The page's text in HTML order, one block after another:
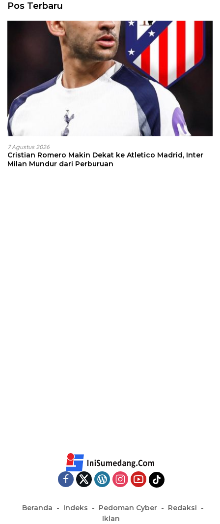
Pos Terbaru
7 Agustus 2026
Cristian Romero Makin Dekat ke Atletico Madrid, Inter
Milan Mundur dari Perburuan
Beranda Indeks Pedoman Cyber
Redaksi
Iklan